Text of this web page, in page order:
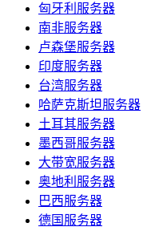
匈牙利服务器
南非服务器
卢森堡服务器
印度服务器
台湾服务器
哈萨克斯坦服务器
土耳其服务器
墨西哥服务器
大带宽服务器
奥地利服务器
巴西服务器
德国服务器